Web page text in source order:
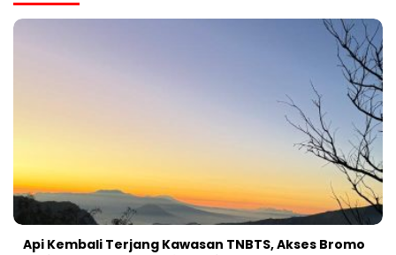
Api Kembali Terjang Kawasan TNBTS, Akses Bromo